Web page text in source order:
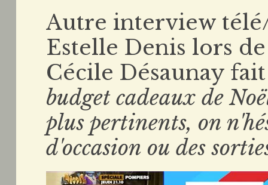
Autre interview
Estelle Denis lors
Cécile Désaunay
budget cadeaux de
plus pertinents, on
d'occasion ou des